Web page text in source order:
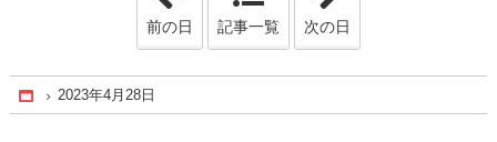
前の日 記事一覧 次の日
Home
2023年4月28日